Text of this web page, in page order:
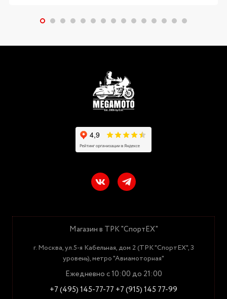
Магазин в ТРК "СпортЕХ"
г. Москва, ул.5-я Кабельная, дом 2 (ТРК "СпортЕХ", 3
уровень), метро "Авиамоторная"
Ежедневно с 10:00 до 21:00
+7 (495) 145-77-77 +7 (915) 145 77-99